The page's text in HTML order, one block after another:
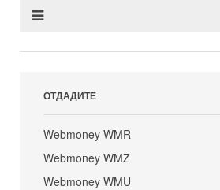
ОТДАДИТЕ
Webmoney WMR
Webmoney WMZ
Webmoney WMU